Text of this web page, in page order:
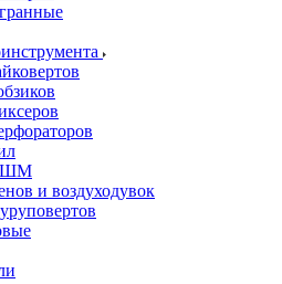
и воздуходувок